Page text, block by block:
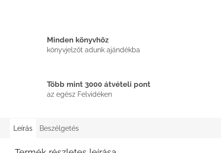
Minden könyvhöz
könyvjelzőt adunk ajándékba
Több mint 3000 átvételi pont
az egész Felvidéken
Leírás Beszélgetés